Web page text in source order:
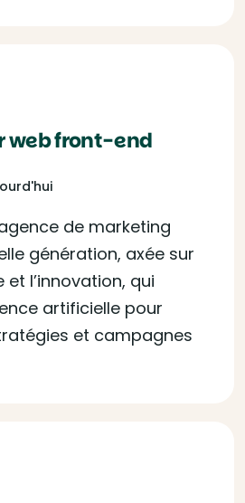
web front-end
de marketing
génération, axée sur
l’innovation, qui
artificielle pour
et campagnes